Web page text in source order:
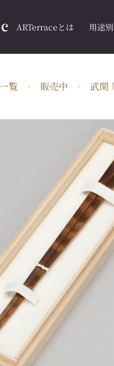
ARTerraceとは 用途
覧 販売中 武関